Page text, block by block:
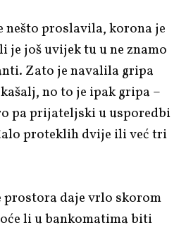
nešto proslavila, korona je
je još uvijek tu u ne znamo
Zato je navalila gripa
no to je ipak gripa –
pa prijateljski u usporedbi
proteklih dvije ili već tri
prostora daje vrlo skorom
li u bankomatima biti